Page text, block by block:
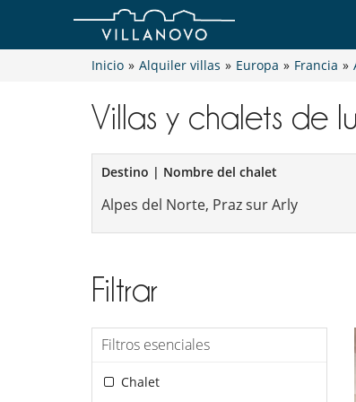
Inicio » Alquiler villas » Europa » Francia »
Villas y chalets de
Destino | Nombre del chalet
Filtrar
Filtros esenciales
Chalet